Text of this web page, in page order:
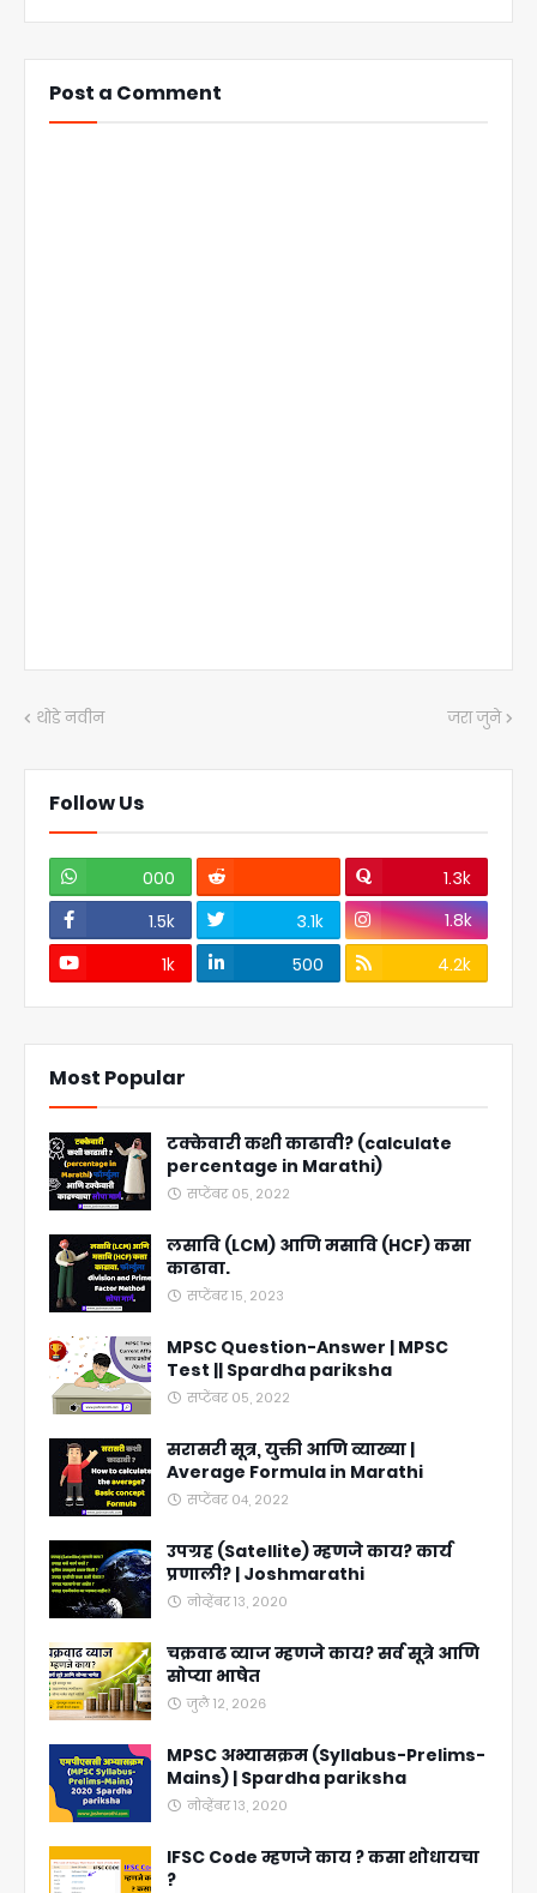
Post a Comment
थोडे नवीन जरा जुने
Follow Us
000
1.3k
1.5k
3.1k
1.8k
1k
500 4.2k
Most Popular
टक्केवारी कशी काढावी? (calculate
percentage in Marathi)
सप्टेंबर ०५, २०२२
लसावि (LCM) आणि मसावि (HCF) कसा
काढावा.
सप्टेंबर १५, २०२३
MPSC Question-Answer | MPSC
Test || Spardha pariksha
सप्टेंबर ०५, २०२२
सरासरी सूत्र, युक्ती आणि व्याख्या |
Average Formula in Marathi
सप्टेंबर ०४, २०२२
उपग्रह (Satellite) म्हणजे काय? कार्य
प्रणाली? | Joshmarathi
नोव्हेंबर १३, २०२०
चक्रवाढ व्याज म्हणजे काय? सर्व सूत्रे आणि
सोप्या भाषेत
जुलै १२, २०२६
MPSC अभ्यासक्रम (Syllabus-Prelims-
Mains) | Spardha pariksha
नोव्हेंबर १३, २०२०
IFSC Code म्हणजे काय ? कसा शोधायचा
?